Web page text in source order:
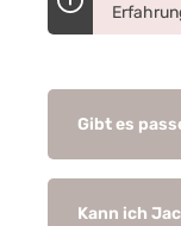
Gibt es
Kann ich